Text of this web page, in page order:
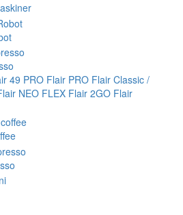
49 PRO Flair PRO Flair Classic /
NEO FLEX Flair 2GO Flair